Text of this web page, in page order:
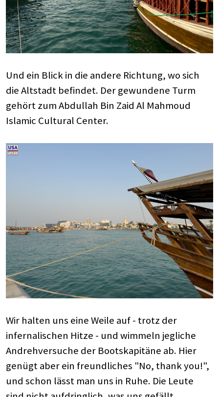
Und ein Blick in die andere Richtung, wo sich
die Altstadt befindet. Der gewundene Turm
gehört zum Abdullah Bin Zaid Al Mahmoud
Islamic Cultural Center.
Wir halten uns eine Weile auf - trotz der
infernalischen Hitze - und wimmeln jegliche
Andrehversuche der Bootskapitäne ab. Hier
genügt aber ein freundliches "No, thank you!",
und schon lässt man uns in Ruhe. Die Leute